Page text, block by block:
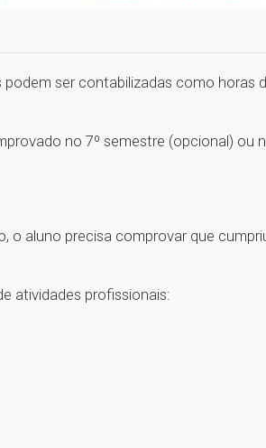
ser contabilizadas como horas
no 7º semestre (opcional) ou
o aluno precisa comprovar que
atividades profissionais: